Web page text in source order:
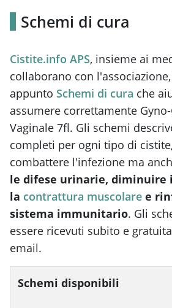
Schemi di cura
Cistite.info APS, insieme ai
collaborano con
appunto Schemi di cura che
assumere correttamente
Vaginale 7fl. Gli schemi
completi per ogni tipo di
combattere l'infezione ma
le difese urinarie, diminuire
la contrattura muscolare e
sistema immunitario. Gli
essere ricevuti subito e
email.
Schemi disponibili